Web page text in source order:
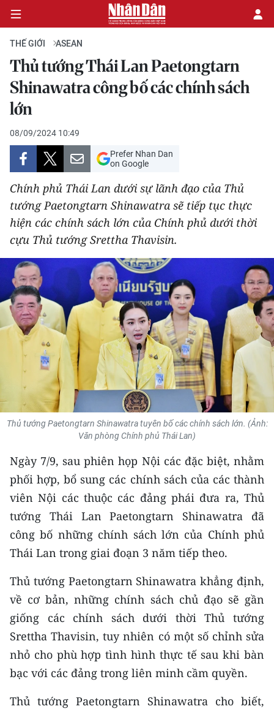
CHÍNH TRỊ
KINH TẾ
VĂN HÓA
XÃ HỘI
PHÁP LUẬT
DU LỊCH
THẾ GIỚI
THỂ THAO
GIÁO DỤC
Y TẾ
KHOA HỌC - CÔNG NGHỆ
MÔI TRƯỜNG
KIỂM CHỨNG THÔNG TIN
TRI THỨC CHUYÊN SÂU
54 DÂN TỘC VIỆT NAM
CHƯƠNG TRÌNH OCOP - MỖI XÃ
MEDIA CENTER
E-Magazine
Video
THẾ GIỚI ASEAN
Thủ tướng Thái Lan Paetongtarn
Shinawatra công bố các chính sách
lớn
08/09/2024 10:49
Prefer Nhan Dan
on Google
Chính phủ Thái Lan dưới sự lãnh đạo của Thủ
tướng Paetongtarn Shinawatra sẽ tiếp tục thực
hiện các chính sách lớn của Chính phủ dưới thời
cựu Thủ tướng Srettha Thavisin.
Thủ tướng Paetongtarn Shinawatra tuyên bố các chính sách lớn. (Ảnh:
Văn phòng Chính phủ Thái Lan)
Ngày 7/9, sau phiên họp Nội các đặc biệt, nhằm
phối hợp, bổ sung các chính sách của các thành
viên Nội các thuộc các đảng phái đưa ra, Thủ
tướng Thái Lan Paetongtarn Shinawatra đã
công bố những chính sách lớn của Chính phủ
Thái Lan trong giai đoạn 3 năm tiếp theo.
Thủ tướng Paetongtarn Shinawatra khẳng định,
về cơ bản, những chính sách chủ đạo sẽ gần
giống các chính sách dưới thời Thủ tướng
Srettha Thavisin, tuy nhiên có một số chỉnh sửa
nhỏ cho phù hợp tình hình thực tế sau khi bàn
bạc với các đảng trong liên minh cầm quyền.
Thủ tướng Paetongtarn Shinawatra cho biết,